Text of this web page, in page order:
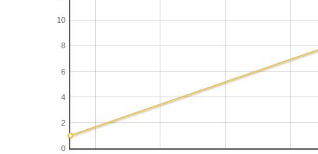
0
2
4
6
8
10